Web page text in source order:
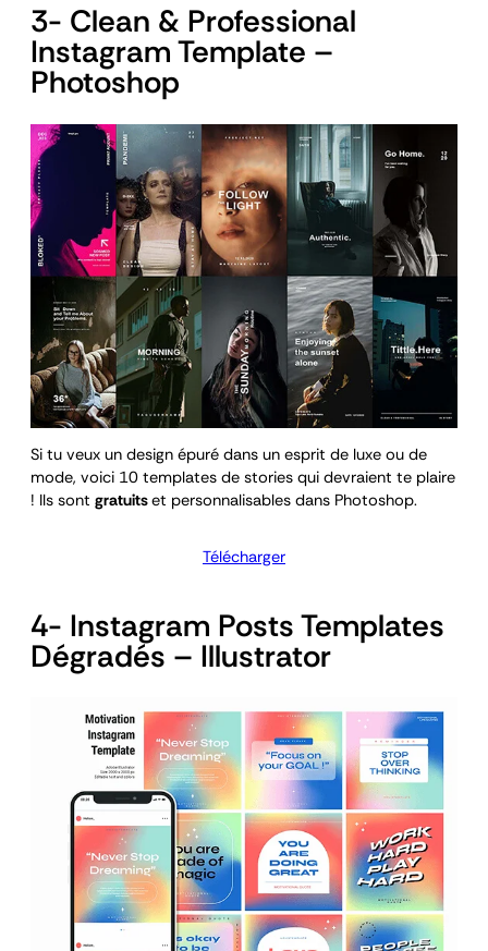
3- Clean & Professional
Instagram Template –
Photoshop
Si tu veux un design épuré dans un esprit de luxe ou de
mode, voici 10 templates de stories qui devraient te plaire
! Ils sont gratuitset personnalisables dans Photoshop.
Télécharger
4- Instagram Posts Templates
Dégradés – Illustrator